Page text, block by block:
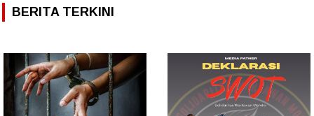
BERITA TERKINI